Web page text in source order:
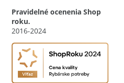
Pravidelné ocenenia Shop
roku.
2016-2024